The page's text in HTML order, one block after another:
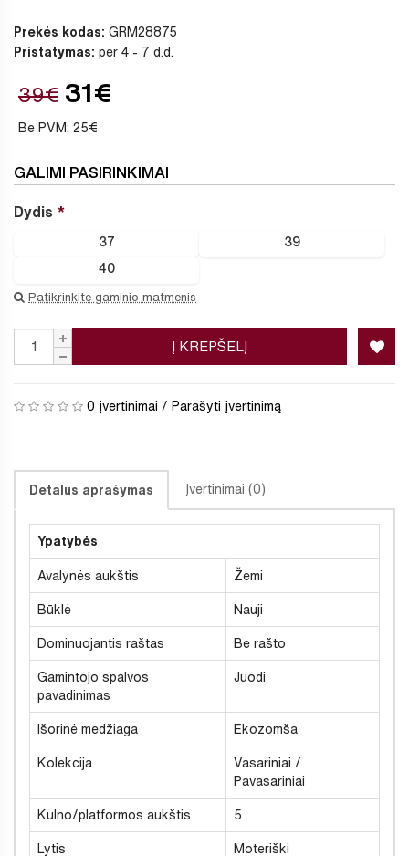
Prekės kodas: GRM28875
Pristatymas: per 4 - 7 d.d.
39€ 31€
Be PVM: 25€
GALIMI PASIRINKIMAI
Dydis
37 39
40
Patikrinkite gaminio matmenis
Į KREPŠELĮ
0 įvertinimai / Parašyti įvertinimą
Detalus aprašymas Įvertinimai (0)
Ypatybės
Avalynės aukštis Žemi
Būklė Nauji
Dominuojantis raštas Be rašto
Gamintojo spalvos
pavadinimas
Juodi
Išorinė medžiaga Ekozomša
Kolekcija
Vasariniai /
Pavasariniai
Kulno/platformos aukštis 5
Lytis Moteriški